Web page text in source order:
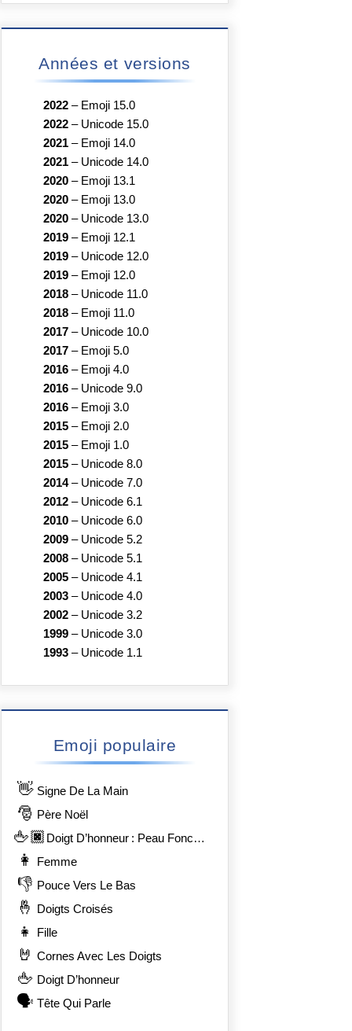
Années et versions
2022 – Emoji 15.0
2022 – Unicode 15.0
2021 – Emoji 14.0
2021 – Unicode 14.0
2020 – Emoji 13.1
2020 – Emoji 13.0
2020 – Unicode 13.0
2019 – Emoji 12.1
2019 – Unicode 12.0
2019 – Emoji 12.0
2018 – Unicode 11.0
2018 – Emoji 11.0
2017 – Unicode 10.0
2017 – Emoji 5.0
2016 – Emoji 4.0
2016 – Unicode 9.0
2016 – Emoji 3.0
2015 – Emoji 2.0
2015 – Emoji 1.0
2015 – Unicode 8.0
2014– Unicode 7.0
2012 – Unicode 6.1
2010 – Unicode 6.0
2009 – Unicode 5.2
2008 – Unicode 5.1
2005 – Unicode 4.1
2003 – Unicode 4.0
2002 – Unicode 3.2
1999 – Unicode 3.0
1993 – Unicode 1.1
Emoji populaire
👋 Signe De La Main
🎅 Père Noël
🖕🏿 Doigt D’honneur : Peau Foncée
👩 Femme
👎 Pouce Vers Le Bas
🤞 Doigts Croisés
👧 Fille
🤘 Cornes Avec Les Doigts
🖕 Doigt D’honneur
🗣️ Tête Qui Parle